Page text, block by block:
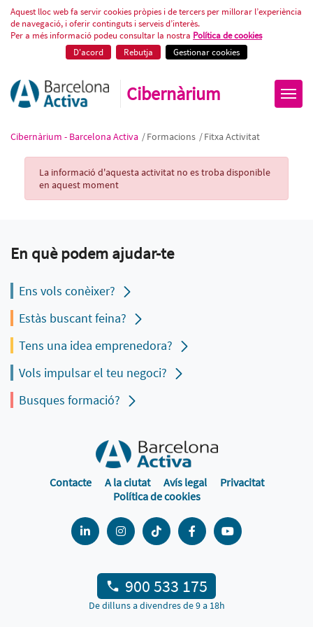
Fitxa Activitat
Aquest lloc web fa servir cookies pròpies i de tercers per millorar l’experiència
de navegació, i oferir continguts i serveis d’interès.
Per a més informació podeu consultar la nostra Política de cookies
D'acord
Rebutja Gestionar cookies
Cibernàrium
Cibernàrium - Barcelona Activa /Formacions /Fitxa Activitat
Activity Record
La informació d'aquesta activitat no es troba disponible
en aquest moment
En què podem ajudar-te
Ens vols conèixer?
Estàs buscant feina?
Tens una idea emprenedora?
Vols impulsar el teu negoci?
Busques formació?
Contacte A la ciutat Avís legal
Privacitat
Política de cookies
900 533 175
De dilluns a divendres de 9 a 18h